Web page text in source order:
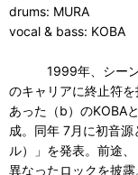
drums: MURA
vocal & bass: KOBA
1999年、シーンの
のキャリアに終止符
あった（b）のKOBA
成。同年 7月に初音
ル）」を発表。前途
異なったロックを披